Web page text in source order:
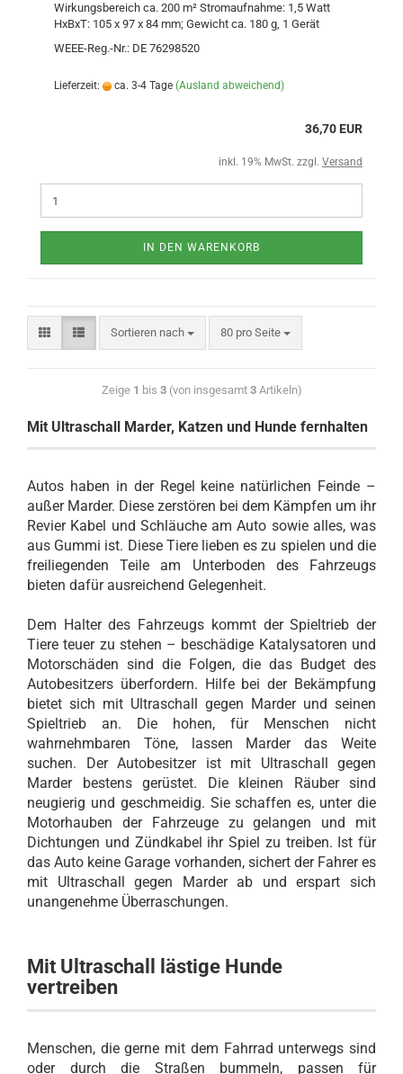
Wirkungsbereich ca. 200 m² Stromaufnahme: 1,5 Watt
HxBxT: 105 x 97 x 84 mm; Gewicht ca. 180 g, 1 Gerät
WEEE-Reg.-Nr.: DE 76298520
Lieferzeit: ca. 3-4 Tage (Ausland abweichend)
36,70 EUR
inkl. 19% MwSt. zzgl. Versand
IN DEN WARENKORB
Sortieren nach 80 pro Seite
Zeige 1 bis 3(von insgesamt 3Artikeln)
Mit Ultraschall Marder, Katzen und Hunde fernhalten
Autos haben in der Regel keine natürlichen Feinde –
außer Marder. Diese zerstören bei dem Kämpfen um ihr
Revier Kabel und Schläuche am Auto sowie alles, was
aus Gummi ist. Diese Tiere lieben es zu spielen und die
freiliegenden Teile am Unterboden des Fahrzeugs
bieten dafür ausreichend Gelegenheit.
Dem Halter des Fahrzeugs kommt der Spieltrieb der
Tiere teuer zu stehen – beschädige Katalysatoren und
Motorschäden sind die Folgen, die das Budget des
Autobesitzers überfordern. Hilfe bei der Bekämpfung
bietet sich mit Ultraschall gegen Marder und seinen
Spieltrieb an. Die hohen, für Menschen nicht
wahrnehmbaren Töne, lassen Marder das Weite
suchen. Der Autobesitzer ist mit Ultraschall gegen
Marder bestens gerüstet. Die kleinen Räuber sind
neugierig und geschmeidig. Sie schaffen es, unter die
Motorhauben der Fahrzeuge zu gelangen und mit
Dichtungen und Zündkabel ihr Spiel zu treiben. Ist für
das Auto keine Garage vorhanden, sichert der Fahrer es
mit Ultraschall gegen Marder ab und erspart sich
unangenehme Überraschungen.
Mit Ultraschall lästige Hunde
vertreiben
Menschen, die gerne mit dem Fahrrad unterwegs sind
oder durch die Straßen bummeln, passen für